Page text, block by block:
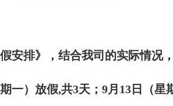
安排》，结合我司的实际情况
一）放假,共3天；9月13日（星